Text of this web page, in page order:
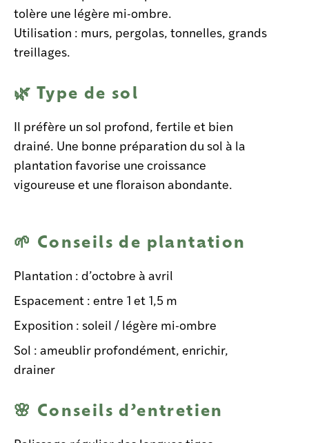
tolère une légère mi-ombre.
Utilisation : murs, pergolas, tonnelles, grands
treillages.
🌿 Type de sol
Il préfère un sol profond, fertile et bien
drainé. Une bonne préparation du sol à la
plantation favorise une croissance
vigoureuse et une floraison abondante.
🌱 Conseils de plantation
Plantation : d’octobre à avril
Espacement : entre 1 et 1,5 m
Exposition : soleil / légère mi-ombre
Sol : ameublir profondément, enrichir,
drainer
🌸 Conseils d’entretien